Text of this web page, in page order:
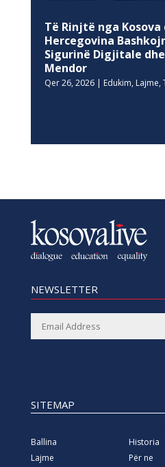
Të Rinjtë nga Kosova
Hercegovina
Sigurinë Digjitale
Mendor
Qer 26, 2026| Edukim, Lajme,
NEWSLETTER
SITEMAP
Ballina
Lajme
Historia
Për ne